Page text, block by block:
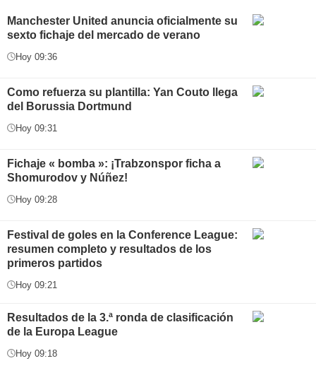
Manchester United anuncia oficialmente su
sexto fichaje del mercado de verano
Hoy 09:36
Como refuerza su plantilla: Yan Couto llega
del Borussia Dortmund
Hoy 09:31
Fichaje « bomba »: ¡Trabzonspor ficha a
Shomurodov y Núñez!
Hoy 09:28
Festival de goles en la Conference League:
resumen completo y resultados de los
primeros partidos
Hoy 09:21
Resultados de la 3.ª ronda de clasificación
de la Europa League
Hoy 09:18